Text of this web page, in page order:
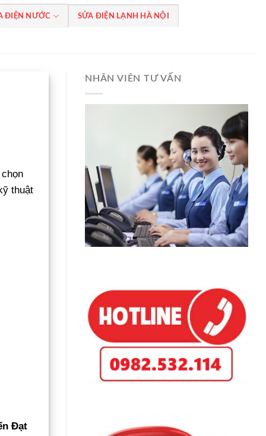
ĐIỆN NƯỚC SỬA ĐIỆN LẠNH HÀ NỘI
thuật
Đạt
NHÂN VIÊN TƯ VẤN